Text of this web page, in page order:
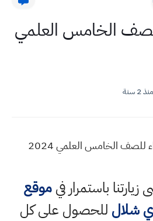
الخامس العلمي
منذ 2 سنة
تحميل تنزيل كتاب الكيمياء للصف الخامس العلمي 2024
زيارتنا باستمرار فيموقع
شلال للحصول على كل